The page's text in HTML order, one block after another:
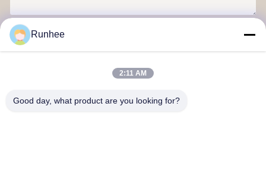
Runhee
2:11 AM
Good day, what product are you looking for?